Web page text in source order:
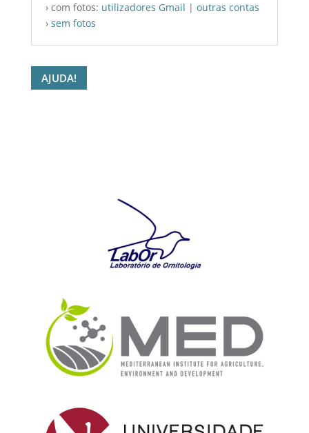
› com fotos: utilizadores Gmail | outras contas
› sem fotos
AJUDA!